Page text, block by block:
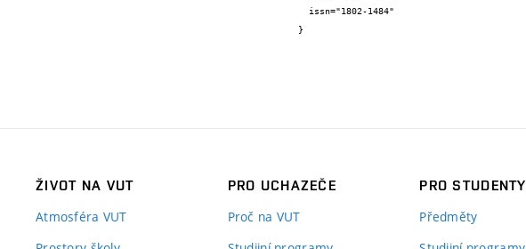
}
ŽIVOT NA VUT
Atmosféra VUT
PRO UCHAZEČE
Proč na VUT
PRO STUDENTY
Předměty